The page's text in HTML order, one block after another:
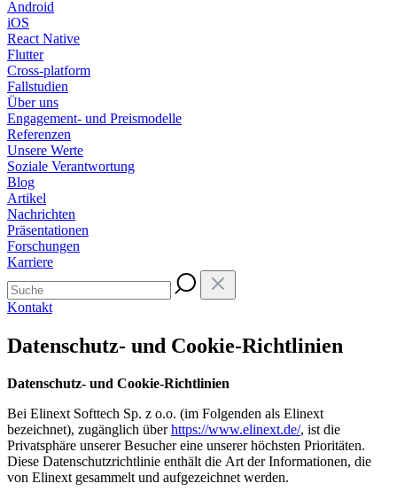
Android
iOS
React Native
Flutter
Cross-platform
Fallstudien
Über uns
Engagement- und Preismodelle
Referenzen
Unsere Werte
Soziale Verantwortung
Blog
Artikel
Nachrichten
Präsentationen
Forschungen
Karriere
Kontakt
Datenschutz- und Cookie-Richtlinien
Datenschutz- und Cookie-Richtlinien
Bei Elinext Softtech Sp. z o.o. (im Folgenden als Elinext
bezeichnet), zugänglich überhttps://www.elinext.de/, ist die
Privatsphäre unserer Besucher eine unserer höchsten Prioritäten.
Diese Datenschutzrichtlinie enthält die Art der Informationen, die
von Elinext gesammelt und aufgezeichnet werden.